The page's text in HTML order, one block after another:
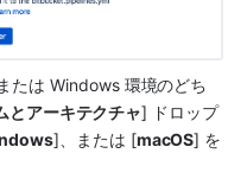
たは Windows 環境のどち
とアーキテクチャ] ドロップ
]、または [macOS] を